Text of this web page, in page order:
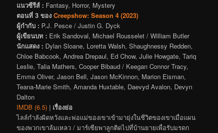
แนวซีรีส์ : Fantasy, Horror, Mystery
ตอนที่ 3 ของCreepshow: Season 4 (2023)
ผู้กำกับ : P.J. Pesce / Justin G. Dyck
ผู้เขียนบท : Erik Sandoval, Michael Rousselet / William Butler
นักแสดง : Dylan Sloane, Loretta Walsh, Shaughnessy Redden,
Chloe Babcook, Andrea Drepaul, Ed Chow, Julie Howgate, Tariq
Leslie, Talia Mathers, Cooper Bibaud / Keegan Connor Tracy,
Emma Oliver, Jason Bell, Jason McKinnon, Marion Eisman,
Teana-Marie Smith, Amanda Huxtable, Daevyd Avalon, Devyn
Dalton
IMDB (6.5) | เรื่องย่อ
ไลล์กำลังผิดหวังและพ่อแม่ของเขาเข้ามายุ่งในชีวิตของเขาเมื่อแผน
ของพวกเขาล้มเหลว / มาร์เซียพาลูกติดไปที่บ้านยายเพื่อรับมรดก